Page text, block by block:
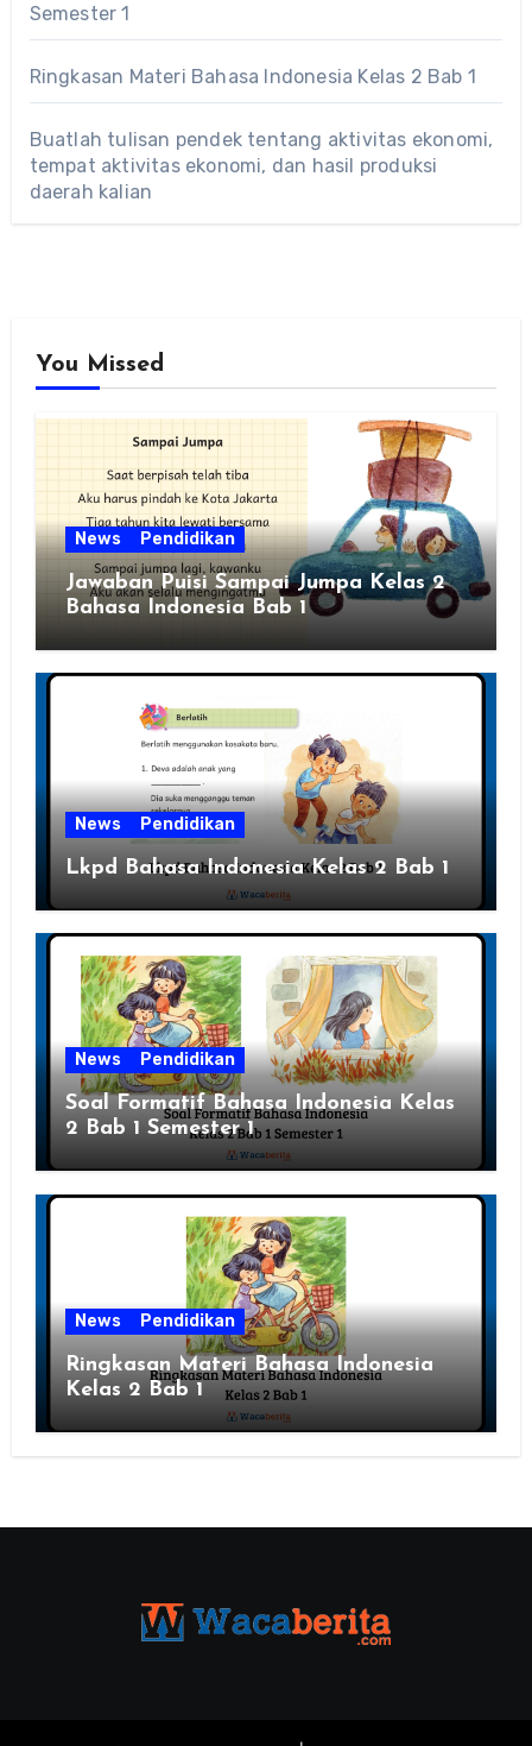
Semester 1
Ringkasan Materi Bahasa Indonesia Kelas 2 Bab 1
Buatlah tulisan pendek tentang aktivitas ekonomi,
tempat aktivitas ekonomi, dan hasil produksi
daerah kalian
You Missed
News Pendidikan
Jawaban Puisi Sampai Jumpa Kelas 2
Bahasa Indonesia Bab 1
News Pendidikan
Lkpd Bahasa Indonesia Kelas 2 Bab 1
News Pendidikan
Soal Formatif Bahasa Indonesia Kelas
2 Bab 1 Semester 1
News Pendidikan
Ringkasan Materi Bahasa Indonesia
Kelas 2 Bab 1